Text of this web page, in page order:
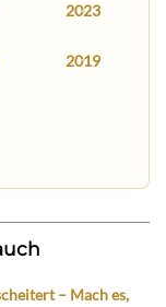
2023
2019
– Mach es,